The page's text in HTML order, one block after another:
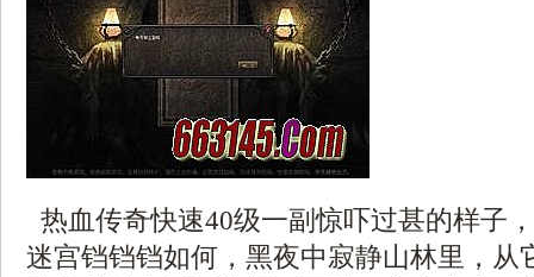
热血传奇快速40级一副惊吓过甚的样子
迷宫铛铛铛如何，黑夜中寂静山林里，从